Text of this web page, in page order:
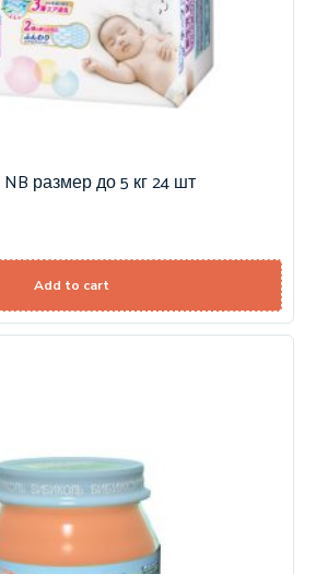
размер до 5 кг 24 шт
Add to cart